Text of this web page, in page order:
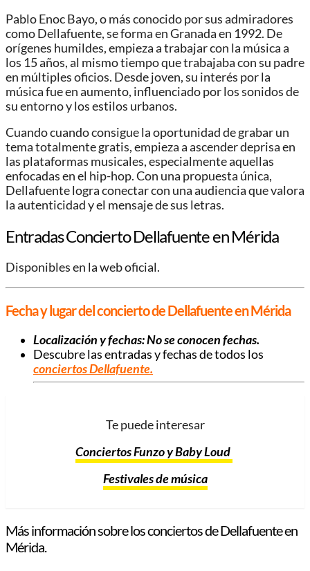
Pablo Enoc Bayo, o más conocido por sus admiradores
como Dellafuente, se forma en Granada en 1992. De
orígenes humildes, empieza a trabajar con la música a
los 15 años, al mismo tiempo que trabajaba con su padre
en múltiples oficios. Desde joven, su interés por la
música fue en aumento, influenciado por los sonidos de
su entorno y los estilos urbanos.
Cuando cuando consigue la oportunidad de grabar un
tema totalmente gratis, empieza a ascender deprisa en
las plataformas musicales, especialmente aquellas
enfocadas en el hip-hop. Con una propuesta única,
Dellafuente logra conectar con una audiencia que valora
la autenticidad y el mensaje de sus letras.
Entradas Concierto Dellafuente en Mérida
Disponibles en la web oficial.
Fecha y lugar del concierto de Dellafuente en Mérida
Localización y fechas: No se conocen fechas.
Descubre las entradas y fechas de todos los
conciertos Dellafuente.
Te puede interesar
Conciertos Funzo y Baby Loud
Festivales de música
Más información sobre los conciertos de Dellafuente en
Mérida.